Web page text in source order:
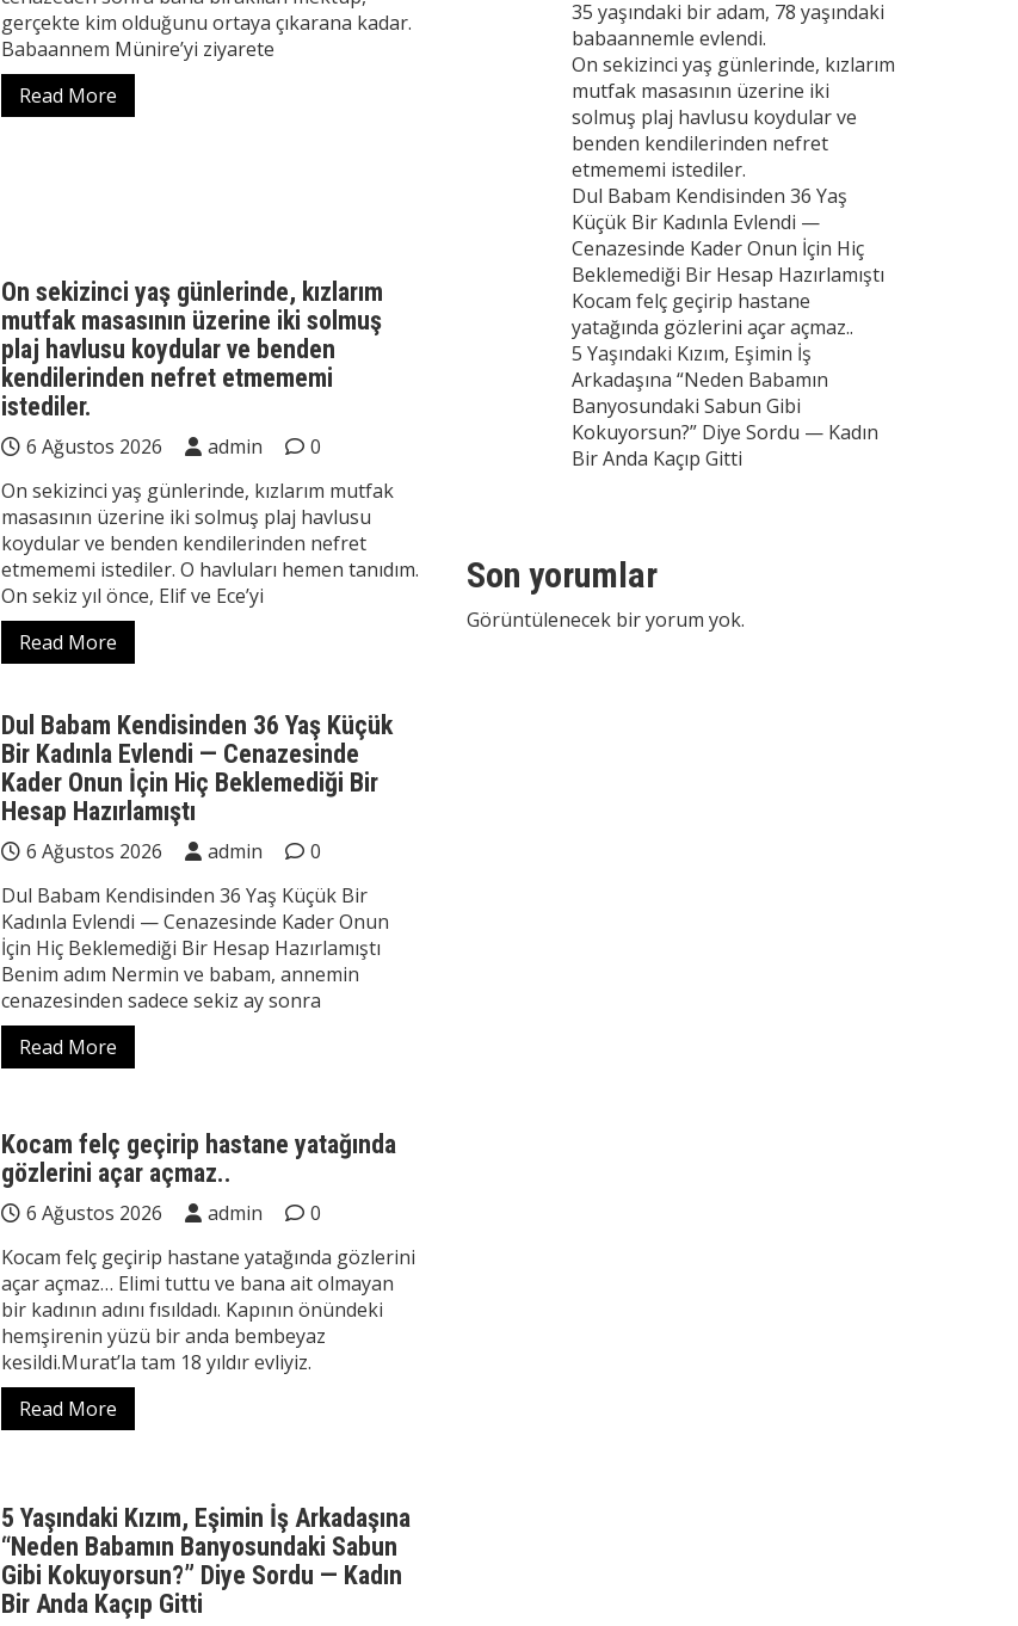
gerçekte kim olduğunu ortaya çıkarana kadar.
Babaannem Münire’yi ziyarete
Read More
On sekizinci yaş günlerinde, kızlarım
mutfak masasının üzerine iki solmuş
plaj havlusu koydular ve benden
kendilerinden nefret etmememi
istediler.
6 Ağustos 2026 admin
0
On sekizinci yaş günlerinde, kızlarım mutfak
masasının üzerine iki solmuş plaj havlusu
koydular ve benden kendilerinden nefret
etmememi istediler. O havluları hemen tanıdım.
On sekiz yıl önce, Elif ve Ece’yi
Read More
Dul Babam Kendisinden 36 Yaş Küçük
Bir Kadınla Evlendi — Cenazesinde
Kader Onun İçin Hiç Beklemediği Bir
Hesap Hazırlamıştı
6 Ağustos 2026 admin
0
Dul Babam Kendisinden 36 Yaş Küçük Bir
Kadınla Evlendi — Cenazesinde Kader Onun
İçin Hiç Beklemediği Bir Hesap Hazırlamıştı
Benim adım Nermin ve babam, annemin
cenazesinden sadece sekiz ay sonra
Read More
Kocam felç geçirip hastane yatağında
gözlerini açar açmaz..
6 Ağustos 2026 admin
0
Kocam felç geçirip hastane yatağında gözlerini
açar açmaz… Elimi tuttu ve bana ait olmayan
bir kadının adını fısıldadı. Kapının önündeki
hemşirenin yüzü bir anda bembeyaz
kesildi.Murat’la tam 18 yıldır evliyiz.
Read More
5 Yaşındaki Kızım, Eşimin İş Arkadaşına
“Neden Babamın Banyosundaki Sabun
Gibi Kokuyorsun?” Diye Sordu — Kadın
Bir Anda Kaçıp Gitti
35 yaşındaki bir adam, 78 yaşındaki
babaannemle evlendi.
On sekizinci yaş günlerinde, kızlarım
mutfak masasının üzerine iki
solmuş plaj havlusu koydular ve
benden kendilerinden nefret
etmememi istediler.
Dul Babam Kendisinden 36 Yaş
Küçük Bir Kadınla Evlendi —
Cenazesinde Kader Onun İçin Hiç
Beklemediği Bir Hesap Hazırlamıştı
Kocam felç geçirip hastane
yatağında gözlerini açar açmaz..
5 Yaşındaki Kızım, Eşimin İş
Arkadaşına “Neden Babamın
Banyosundaki Sabun Gibi
Kokuyorsun?” Diye Sordu — Kadın
Bir Anda Kaçıp Gitti
Son yorumlar
Görüntülenecek bir yorum yok.